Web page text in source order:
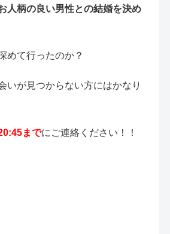
人柄の良い男性との結婚を決め
めて行ったのか？
いが見つからない方にはかなり
までにご連絡ください！！